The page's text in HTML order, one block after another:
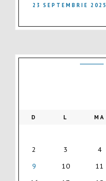
23 SEPTEMBRIE 2025
D L MA
2
3 4
9
10 11